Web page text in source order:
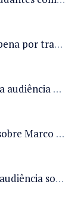
PL 82/26 proíbe remição de pena por trabalho em funções militares para condenados por crimes contra o Estado Democrático de Direito
Comissão da Câmara convoca audiência para discutir misoginia nas escolas e universidades após divulgação de listas misóginas
Câmara promove audiência sobre Marco de Fomento à Economia Digital e impactos da inteligência artificial
Comissão da Câmara realiza audiência sobre apostas online para medir o tamanho do mercado ilegal